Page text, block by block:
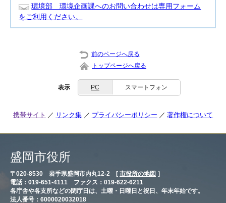
環境部 環境企画課へのお問い合わせは専用フォーム
をご利用ください。
前のページへ戻る
トップページへ戻る
表示 PC スマートフォン
携帯サイト リンク集 プライバシーポリシー 著作権について
盛岡市役所
〒020-8530 岩手県盛岡市内丸12-2 [ 市役所の地図 ］
電話：019-651-4111 ファクス：019-622-6211
各庁舎や各支所などの閉庁日は、土曜・日曜日と祝日、年末年始です。
法人番号：6000020032018